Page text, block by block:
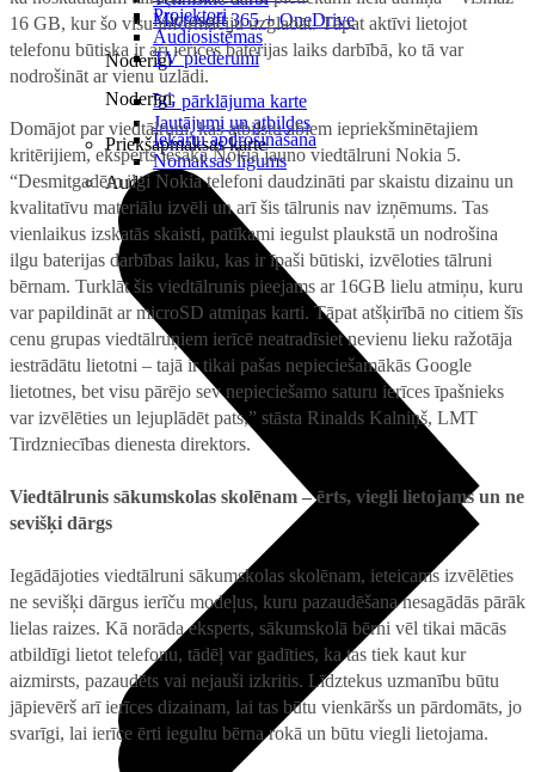
Microsoft 365 + OneDrive
Noderīgi
5G pārklājuma karte
Jautājumi un atbildes
Priekšapmaksas karte
Projektori
Audiosistēmas
TV piederumi
Noderīgi
Iekārtu apdrošināšana
Nomaksas līgums
Audio
16 GB, kur šo visu informāciju uzglabāt. Tāpat aktīvi lietojot
telefonu būtiska ir arī ierīces baterijas laiks darbībā, ko tā var
nodrošināt ar vienu uzlādi.
Domājot par viedtālruni, kas atbilstu abiem iepriekšminētajiem
kritērijiem, eksperts iesaka Nokia jauno viedtālruni Nokia 5.
“Desmitgadēm ilgi Nokia telefoni daudzināti par skaistu dizainu un
kvalitatīvu materiālu izvēli un arī šis tālrunis nav izņēmums. Tas
vienlaikus izskatās skaisti, patīkami iegulst plaukstā un nodrošina
ilgu baterijas darbības laiku, kas ir īpaši būtiski, izvēloties tālruni
bērnam. Turklāt šis viedtālrunis pieejams ar 16GB lielu atmiņu, kuru
var papildināt ar microSD atmiņas karti. Tāpat atšķirībā no citiem šīs
cenu grupas viedtālruņiem ierīcē neatradīsiet nevienu lieku ražotāja
iestrādātu lietotni – tajā ir tikai pašas nepieciešamākās Google
lietotnes, bet visu pārējo sev nepieciešamo saturu ierīces īpašnieks
var izvēlēties un lejuplādēt pats,” stāsta Rinalds Kalniņš, LMT
Tirdzniecības dienesta direktors.
Viedtālrunis sākumskolas skolēnam – ērts, viegli lietojams un ne
sevišķi dārgs
Iegādājoties viedtālruni sākumskolas skolēnam, ieteicams izvēlēties
ne sevišķi dārgus ierīču modeļus, kuru pazaudēšana nesagādās pārāk
lielas raizes. Kā norāda eksperts, sākumskolā bērni vēl tikai mācās
atbildīgi lietot telefonu, tādēļ var gadīties, ka tas tiek kaut kur
aizmirsts, pazaudēts vai nejauši izkritis. Līdztekus uzmanību būtu
jāpievērš arī ierīces dizainam, lai tas būtu vienkāršs un pārdomāts, jo
svarīgi, lai ierīce ērti iegultu bērna rokā un būtu viegli lietojama.